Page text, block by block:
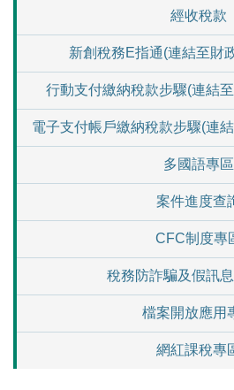
經收稅款
新創稅務E指通(連結至財
行動支付繳納稅款步驟(連結
電子支付帳戶繳納稅款步驟(連
多國語專區
案件進度查
CFC制度專
稅務防詐騙及假訊
檔案開放應用
網紅課稅專